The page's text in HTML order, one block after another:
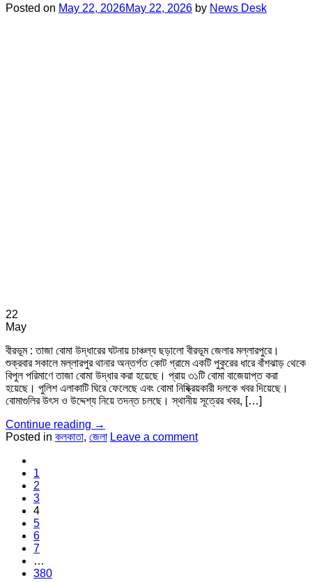
Posted on May 22, 2026May 22, 2026 by News Desk
22
May
বীরভূম : তাজা বোমা উদ্ধারের ঘটনায় চাঞ্চল্য ছড়ালো বীরভূম জেলার মল্লারপুরে।
শুক্রবার সকালে মল্লারপুর থানার অন্তর্গত কোট গ্রামে একটি পুকুরের ধারে বাঁশঝাড় থেকে
বিপুল পরিমাণে তাজা বোমা উদ্ধার করা হয়েছে। প্রায় ৩১টি বোমা বাজেয়াপ্ত করা
হয়েছে। পুলিশ এলাকাটি ঘিরে ফেলেছে এবং বোমা নিষ্ক্রিয়কারী দলকে খবর দিয়েছে।
বোমাগুলির উৎস ও উদ্দেশ্য নিয়ে তদন্ত চলছে। স্থানীয় সূত্রের খবর, […]
Continue reading →
Posted in কলকাতা, জেলা Leave a comment
1
2
3
4
5
6
7
…
380